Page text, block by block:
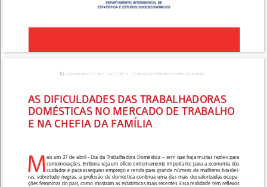
2| AS DIFICULDADES DAS TRABALHADORAS DOMÉSTICAS NO MERCADO DE TRABALHO E NA CHEFIA DO DOMICÍLIO
M ais um 27 de abril - Dia da Trabalhadora Doméstica – sem que haja muitas razões para
comemorações. Embora seja um ofício extremamente importante para a economia dos
cuidados e para assegurar emprego e renda para grande número de mulheres brasilei-
ras, sobretudo negras, a proﬁssão de doméstica continua uma das mais desvalorizadas ocupa-
ções femininas do país, como mostram as estatísticas mais recentes. Essa realidade tem reﬂexos
AS DIFI-
CULDA-
DES DAS
AS DIFICULDADES DAS TRABALHADORAS
DOMÉSTICAS NO MERCADO DE TRABALHO
E NA CHEFIA DA FAMÍLIA